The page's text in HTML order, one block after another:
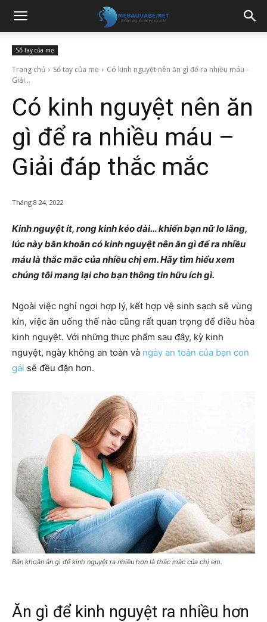
Sổ tay của mẹ
Trang chủ Sổ tay của mẹ
Có kinh nguyệt nên ăn gì để ra nhiều máu -
Giải...
Có kinh nguyệt nên ăn
gì để ra nhiều máu –
Giải đáp thắc mắc
Tháng 8 24, 2022
Kinh nguyệt ít, rong kinh kéo dài… khiến bạn nữ lo lắng,
lúc này băn khoăn có kinh nguyệt nên ăn gì để ra nhiều
máu là thắc mắc của nhiều chị em. Hãy tìm hiểu xem
chúng tôi mang lại cho bạn thông tin hữu ích gì.
Ngoài việc nghỉ ngơi hợp lý, kết hợp vệ sinh sạch sẽ vùng
kín, việc ăn uống thế nào cũng rất quan trọng để điều hòa
kinh nguyệt. Với những thực phẩm sau đây, kỳ kinh
nguyệt, ngày không an toàn và ngày an toàn của bạn con
gái sẽ đều đặn hơn.
Băn khoăn ăn gì để kinh nguyệt ra nhiều hơn là thắc mắc của chị em.
Ăn gì để kinh nguyệt ra nhiều hơn